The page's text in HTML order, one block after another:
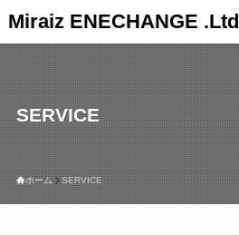
Miraiz ENECHANGE .Ltd
SERVICE
ホーム SERVICE